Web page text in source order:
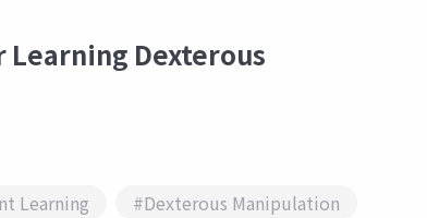
Learning Dexterous
Learning
#Dexterous Manipulation